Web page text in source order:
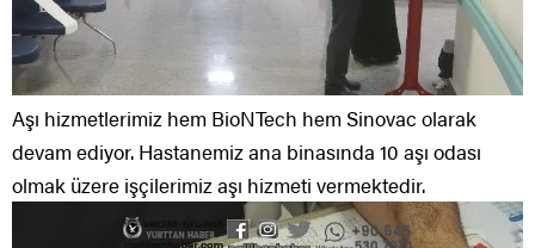
Aşı hizmetlerimiz hem BioNTech hem Sinovac olarak
devam ediyor. Hastanemiz ana binasında 10 aşı odası
olmak üzere işçilerimiz aşı hizmeti vermektedir.